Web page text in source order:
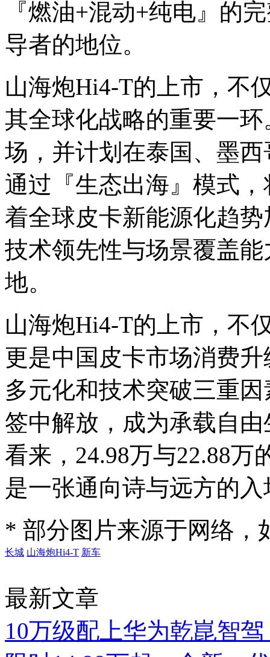
『燃油+混动+纯电』的
导者的地位。
山海炮Hi4-T的上市，不
其全球化战略的重要一
场，并计划在泰国、墨
通过『生态出海』模式
着全球皮卡新能源化趋
技术领先性与场景覆盖
地。
山海炮Hi4-T的上市，不
更是中国皮卡市场消费
多元化和技术突破三重
签中解放，成为承载自
看来，24.98万与22.88
是一张通向诗与远方的入
* 部分图片来源于网络，
长城 山海炮Hi4-T 新车
最新文章
10万级配上华为乾崑智